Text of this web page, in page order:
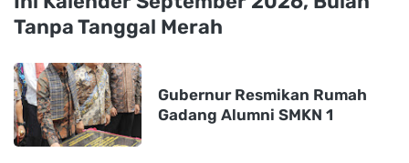
Tanpa Tanggal Merah
Gubernur Resmikan Rumah
Gadang Alumni SMKN 1